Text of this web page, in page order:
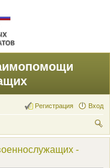
Вход
Регистрация
ои
-